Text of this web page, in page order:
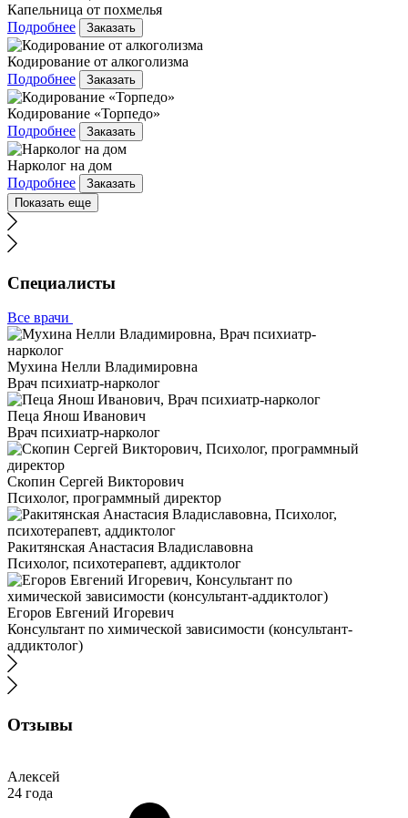
Капельница от похмелья
Подробнее
Заказать
Кодирование от алкоголизма
Подробнее
Заказать
Кодирование «Торпедо»
Подробнее
Заказать
Нарколог на дом
Подробнее
Заказать
Показать еще
Специалисты
Все врачи
Мухина Нелли Владимировна
Врач психиатр-нарколог
Пеца Янош Иванович
Врач психиатр-нарколог
Скопин Сергей Викторович
Психолог, программный директор
Ракитянская Анастасия Владиславовна
Психолог, психотерапевт, аддиктолог
Егоров Евгений Игоревич
Консультант по химической зависимости (консультант-
аддиктолог)
Отзывы
Алексей
24 года